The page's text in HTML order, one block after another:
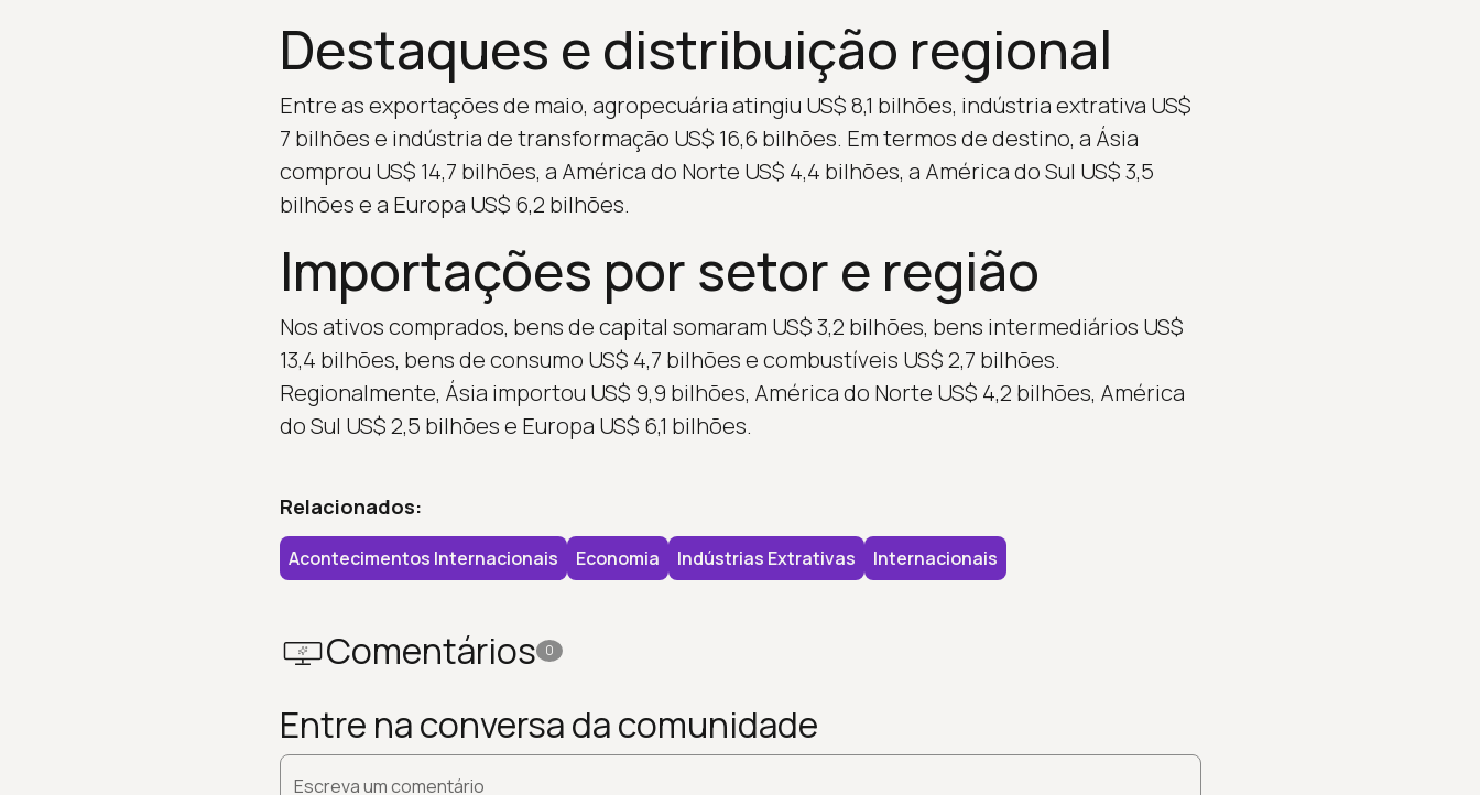
Destaques e distribuição regional
Entre as exportações de maio, agropecuária atingiu US$ 8,1 bilhões, indústria extrativa US$
7 bilhões e indústria de transformação US$ 16,6 bilhões. Em termos de destino, a Ásia
comprou US$ 14,7 bilhões, a América do Norte US$ 4,4 bilhões, a América do Sul US$ 3,5
bilhões e a Europa US$ 6,2 bilhões.
Importações por setor e região
Nos ativos comprados, bens de capital somaram US$ 3,2 bilhões, bens intermediários US$
13,4 bilhões, bens de consumo US$ 4,7 bilhões e combustíveis US$ 2,7 bilhões.
Regionalmente, Ásia importou US$ 9,9 bilhões, América do Norte US$ 4,2 bilhões, América
do Sul US$ 2,5 bilhões e Europa US$ 6,1 bilhões.
Relacionados:
Acontecimentos Internacionais Economia Indústrias Extrativas Internacionais
Comentários 0
Entre na conversa da comunidade
Escreva um comentário